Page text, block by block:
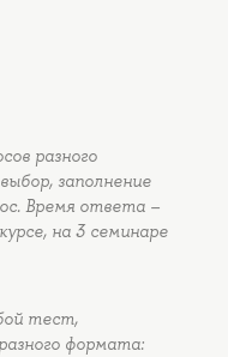
разного
заполнение
Время ответа –
на 3 семинаре
тест,
формата: